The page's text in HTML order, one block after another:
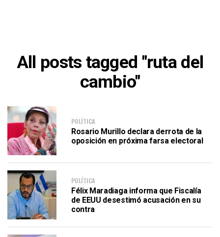
All posts tagged "ruta del
cambio"
POLÍTICA
Rosario Murillo declara derrota de la
oposición en próxima farsa electoral
POLÍTICA
Félix Maradiaga informa que Fiscalía
de EEUU desestimó acusación en su
contra